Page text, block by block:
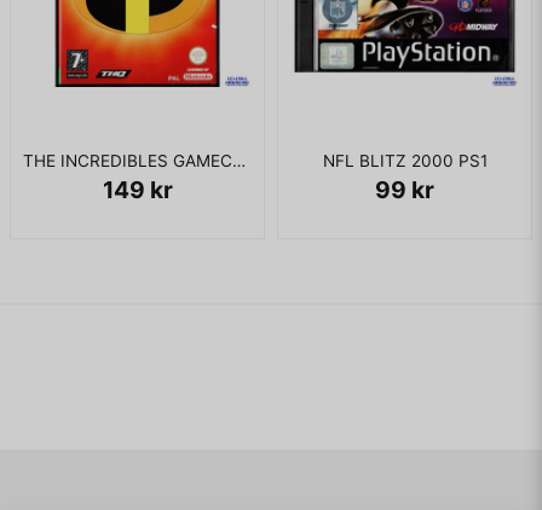
THE INCREDIBLES GAMECUBE
149 kr
NFL BLITZ 2000 PS1
99 kr